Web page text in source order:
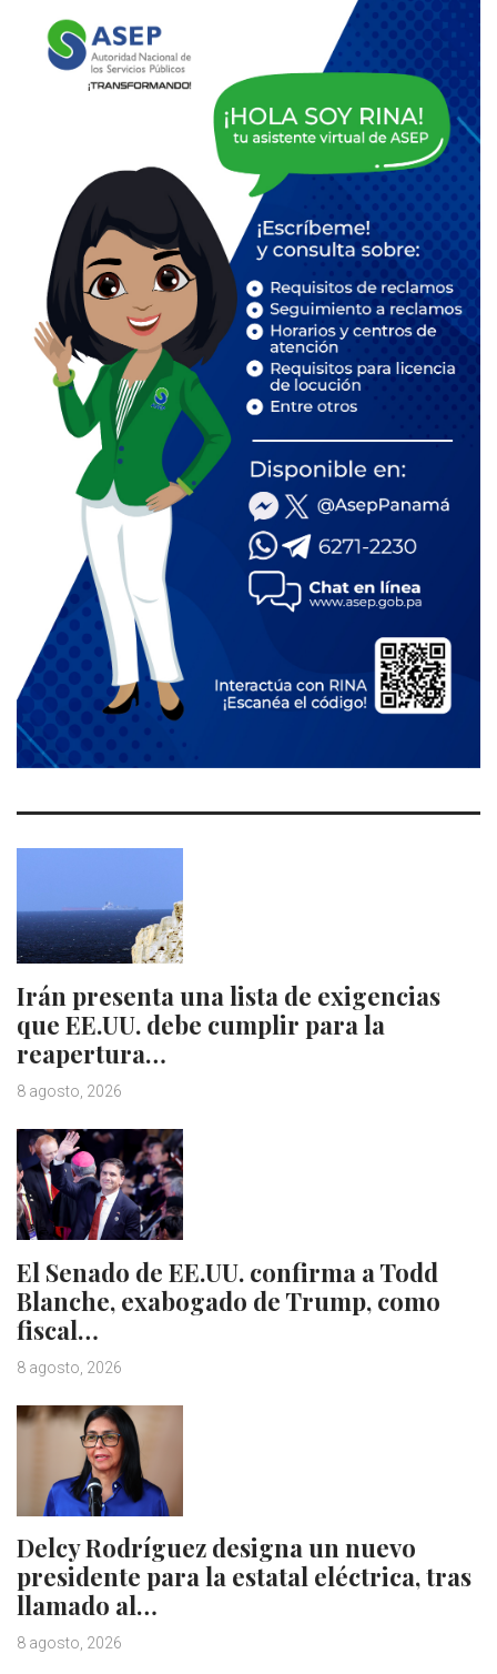
Irán presenta una lista de exigencias
que EE.UU. debe cumplir para la
reapertura…
8 agosto, 2026
El Senado de EE.UU. confirma a Todd
Blanche, exabogado de Trump, como
fiscal…
8 agosto, 2026
Delcy Rodríguez designa un nuevo
presidente para la estatal eléctrica, tras
llamado al…
8 agosto, 2026